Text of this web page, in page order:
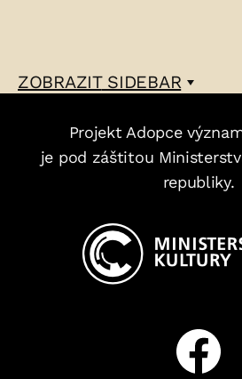
ZOBRAZITSIDEBAR
Projekt Adopce
je pod záštitou
republiky.